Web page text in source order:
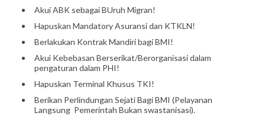
Akui ABK sebagai BUruh Migran!
Hapuskan Mandatory Asuransi dan KTKLN!
Berlakukan Kontrak Mandiri bagi BMI!
Akui Kebebasan Berserikat/Berorganisasi dalam
pengaturan dalam PHI!
Hapuskan Terminal Khusus TKI!
Berikan Perlindungan Sejati Bagi BMI (Pelayanan
Langsung Pemerintah Bukan swastanisasi).